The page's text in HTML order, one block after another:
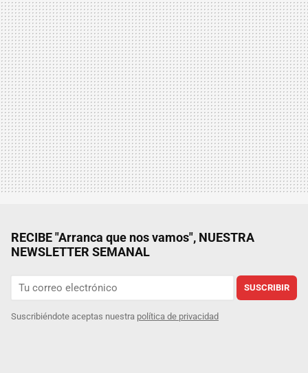
RECIBE "Arranca que nos vamos", NUESTRA
NEWSLETTER SEMANAL
SUSCRIBIR
Suscribiéndote aceptas nuestra política de privacidad